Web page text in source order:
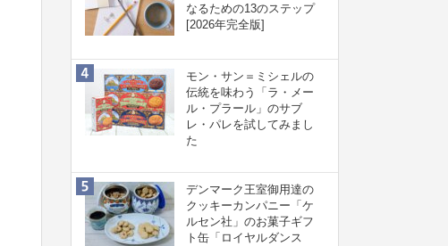
なるための13のステップ
[2026年完全版]
モン・サン＝ミシェルの
伝統を味わう「ラ・メー
ル・プラール」のサブ
レ・パレを試してみまし
た
デンマーク王室御用達の
クッキーカンパニー「ケ
ルセン社」のお菓子ギフ
ト缶「ロイヤルダンス